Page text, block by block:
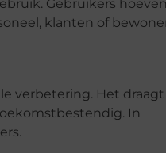
Gebruikers
klanten of
verbetering. Het draagt
In